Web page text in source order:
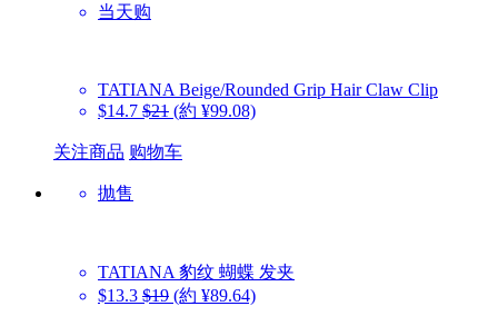
当天购
TATIANA Beige/Rounded Grip Hair Claw Clip
$14.7 $21 (約 ¥99.08)
关注商品 购物车
抛售
TATIANA 豹纹 蝴蝶 发夹
$13.3 $19 (約 ¥89.64)